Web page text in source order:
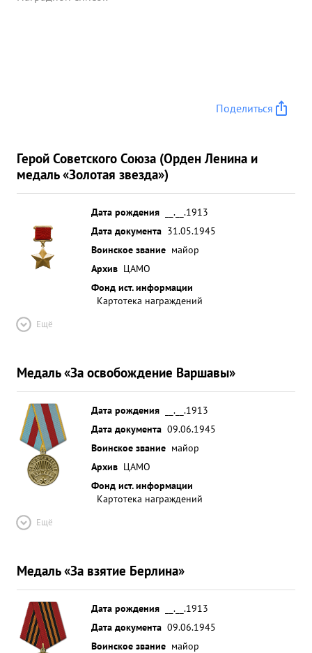
Поделиться
Герой Советского Союза (Орден Ленина и
медаль «Золотая звезда»)
Дата рождения
__.__.1913
Дата документа 31.05.1945
Воинское звание майор
Архив ЦАМО
Фонд ист. информации
Картотека награждений
Ещё
Медаль «За освобождение Варшавы»
Дата рождения
__.__.1913
Дата документа 09.06.1945
Воинское звание майор
Архив ЦАМО
Фонд ист. информации
Картотека награждений
Ещё
Медаль «За взятие Берлина»
Дата рождения
__.__.1913
Дата документа 09.06.1945
Воинское звание майор